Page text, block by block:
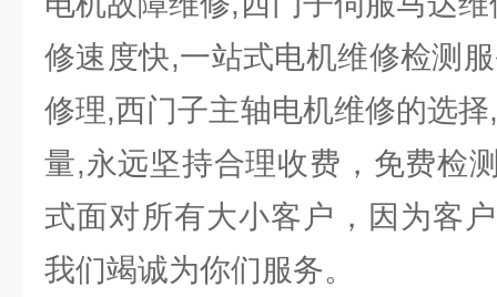
修速度快,一站式电机维修检测
修理,西门子主轴电机维修的选
量,永远坚持合理收费，免费检
式面对所有大小客户，因为客
我们竭诚为你们服务。